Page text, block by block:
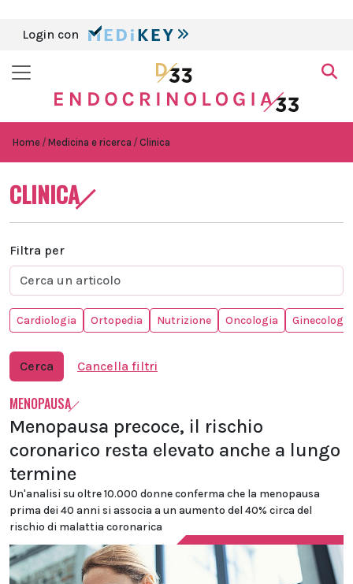
Login con
Home Medicina e ricerca Clinica
CLINICA
Filtra per
Cardiologia Ortopedia Nutrizione Oncologia Ginecologia
Cerca Cancella filtri
MENOPAUSA
Menopausa precoce, il rischio
coronarico resta elevato anche a lungo
termine
Un'analisi su oltre 10.000 donne conferma che la menopausa
prima dei 40 anni si associa a un aumento del 40% circa del
rischio di malattia coronarica